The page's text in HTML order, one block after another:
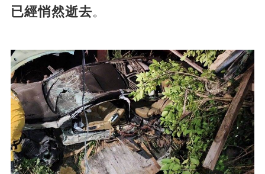
已經悄然逝去。